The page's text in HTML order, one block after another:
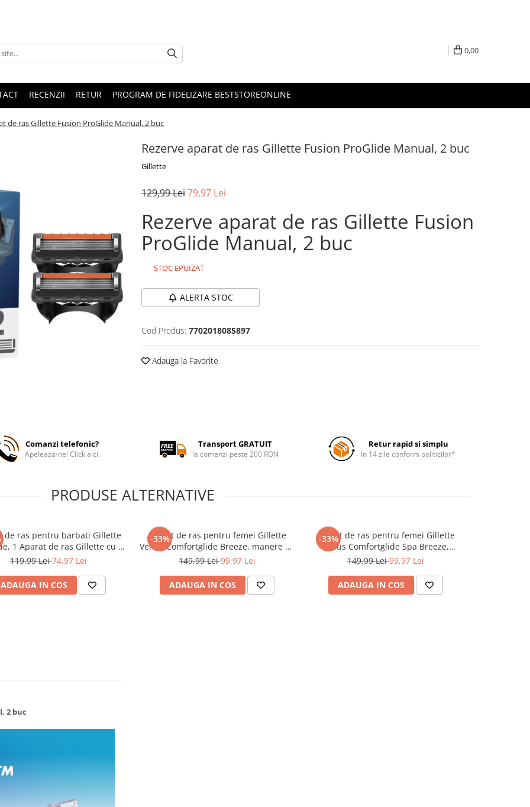
0,00
RECENZII RETUR PROGRAM DE FIDELIZARE BESTSTOREONLINE
de ras Gillette Fusion ProGlide Manual, 2 buc
Rezerve aparat de ras Gillette Fusion ProGlide Manual, 2 buc
Gillette
129,99 Lei79,97 Lei
Rezerve aparat de ras Gillette Fusion
ProGlide Manual, 2 buc
STOC EPUIZAT
ALERTA STOC
Cod Produs: 7702018085897
Adauga la Favorite
Comanzi telefonic?
Apeleaza-ne! Click aici.
Transport GRATUIT
la comenzi peste 200 RON
Retur rapid si simplu
In 14 zile conform politicilor*
PRODUSE ALTERNATIVE
de ras pentru barbati Gillette
1 Aparat de ras Gillette cu 5
aparat de ras, cu maner
incredibila si confort
119,99 Lei74,97 Lei
ADAUGA IN COS
-33%
Aparat de ras pentru femei Gillette
Venus Comfortglide Breeze, manere cu
6 rezerve incluse
149,99 Lei99,97 Lei
ADAUGA IN COS
-33%
Aparat de ras pentru femei Gillette
Venus Comfortglide Spa Breeze,
manere cu 6 rezerve incluse
149,99 Lei99,97 Lei
ADAUGA IN COS
2 buc